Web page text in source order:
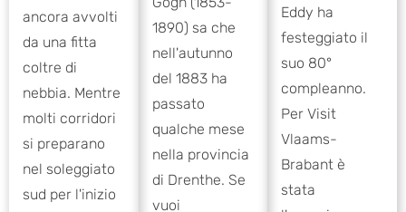
ancora avvolti
da una fitta
coltre di
nebbia. Mentre
molti corridori
si preparano
nel soleggiato
sud per l'inizio
1890) sa che
nell'autunno
del 1883 ha
passato
qualche mese
nella provincia
di Drenthe. Se
vuoi
Eddy ha
festeggiato il
suo 80°
compleanno.
Per Visit
Vlaams-
Brabant è
stata